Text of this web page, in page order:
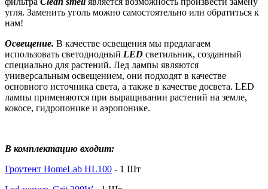
угля. Заменить уголь можно самостоятельно или обратиться к
нам!
Освещение. В качестве освещения мы предлагаем
использовать светодиодный LED светильник, созданный
специально для растений. Лед лампы являются
универсальным освещением, они подходят в качестве
основного источника света, а также в качестве досвета. LED
лампы применяются при выращивании растений на земле,
кокосе, гидропонике и аэропонике.
В комплектацию входит:
Гроутент HomeLab HL100 - 1 Шт